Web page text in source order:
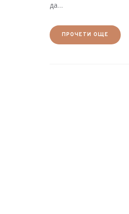
да…
ПРОЧЕТИ ОЩЕ